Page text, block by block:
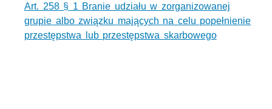
Art. 258 § 1 Branie udziału w zorganizowanej
grupie albo związku mających na celu popełnienie
przestępstwa lub przestępstwa skarbowego